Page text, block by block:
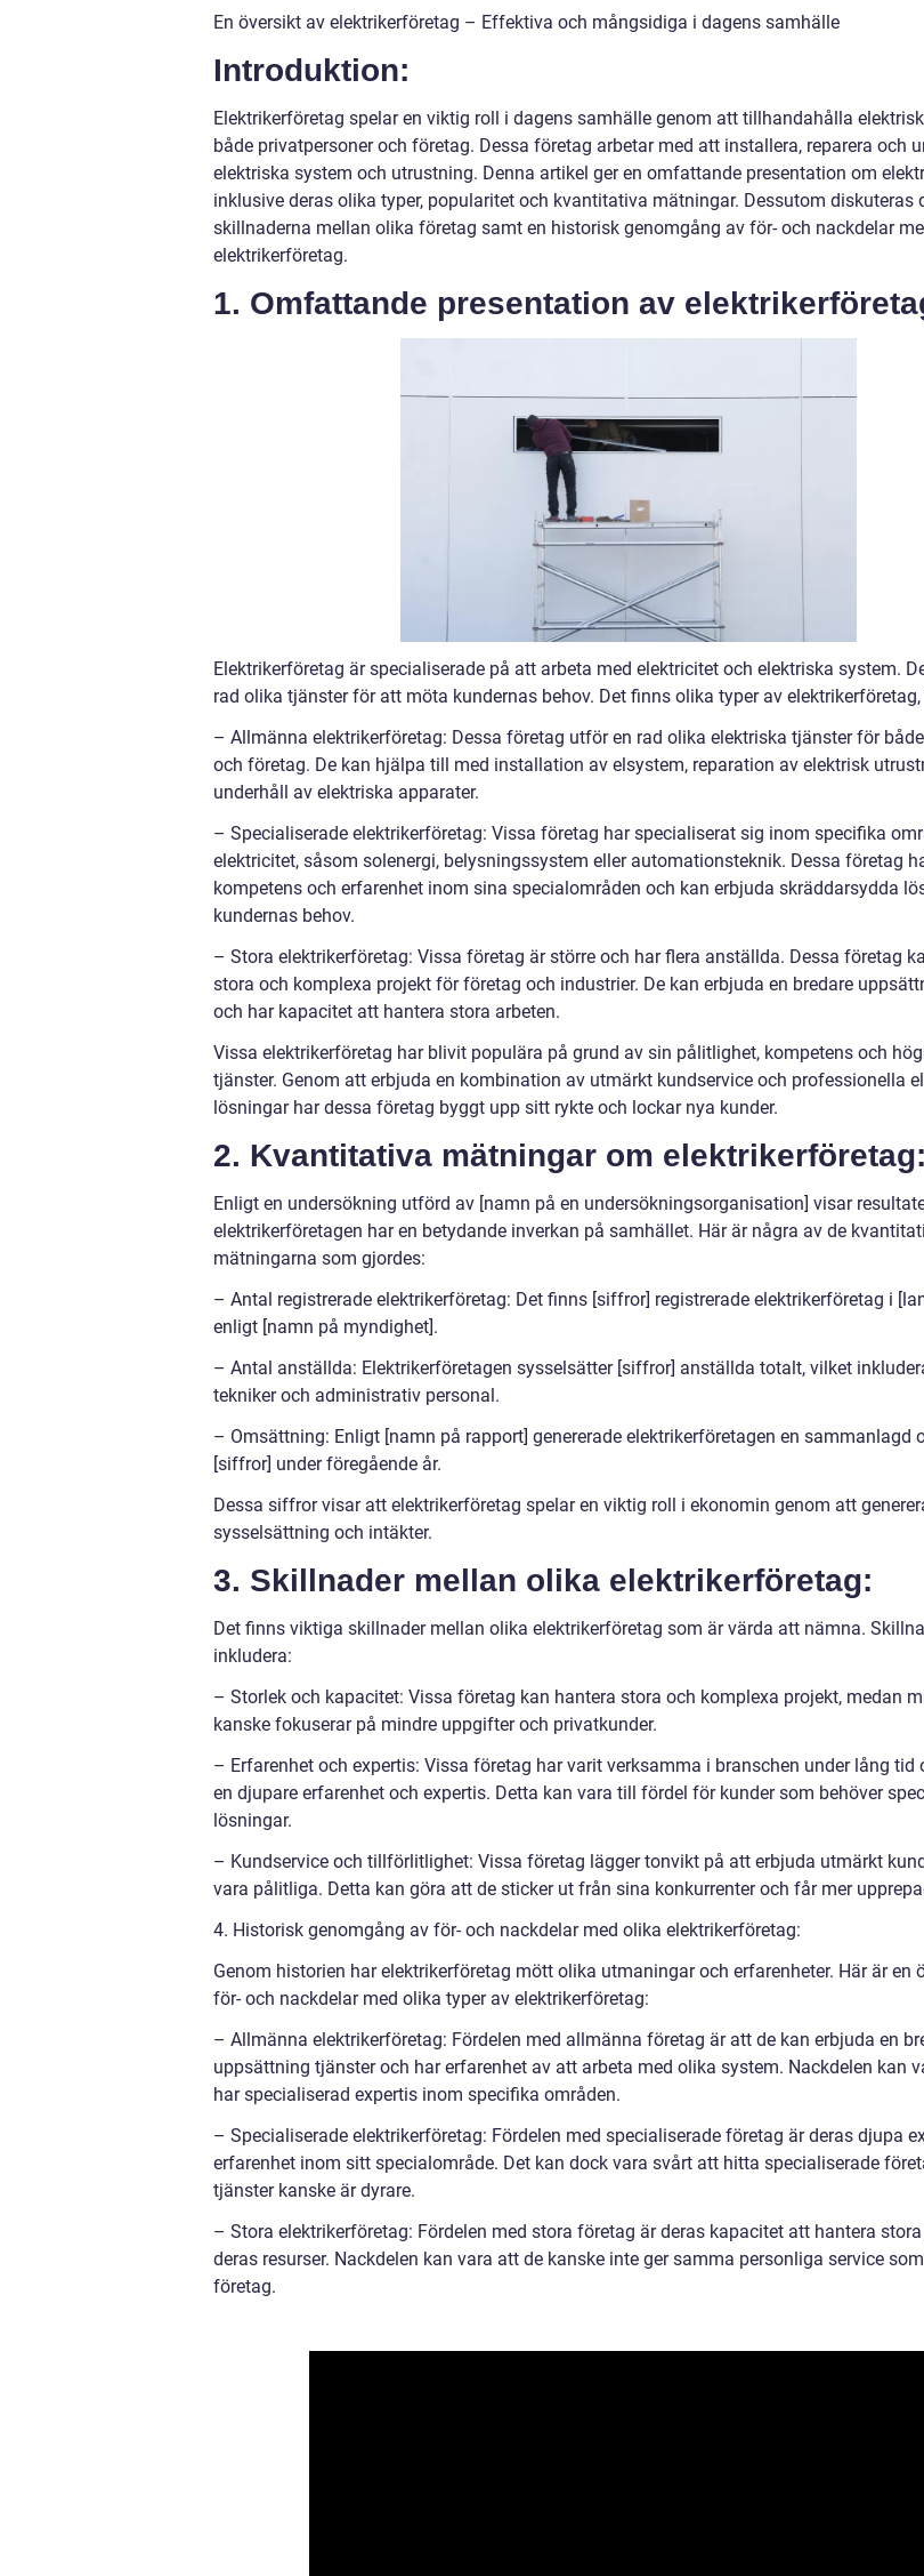
En översikt av elektrikerföretag – Effektiva och mångsidiga i dagens samhälle
Introduktion:
Elektrikerföretag spelar en viktig roll i dagens samhälle genom att tillhandahålla
både privatpersoner och företag. Dessa företag arbetar med att installera, reparera och
elektriska system och utrustning. Denna artikel ger en omfattande presentation om
inklusive deras olika typer, popularitet och kvantitativa mätningar. Dessutom diskuteras
skillnaderna mellan olika företag samt en historisk genomgång av för- och nackdelar
elektrikerföretag.
1. Omfattande presentation av
Elektrikerföretag är specialiserade på att arbeta med elektricitet och elektriska system.
rad olika tjänster för att möta kundernas behov. Det finns olika typer av
– Allmänna elektrikerföretag: Dessa företag utför en rad olika elektriska tjänster för
och företag. De kan hjälpa till med installation av elsystem, reparation av elektrisk
underhåll av elektriska apparater.
– Specialiserade elektrikerföretag: Vissa företag har specialiserat sig inom specifika
elektricitet, såsom solenergi, belysningssystem eller automationsteknik. Dessa företag
kompetens och erfarenhet inom sina specialområden och kan erbjuda skräddarsydda
kundernas behov.
– Stora elektrikerföretag: Vissa företag är större och har flera anställda. Dessa företag
stora och komplexa projekt för företag och industrier. De kan erbjuda en bredare
och har kapacitet att hantera stora arbeten.
Vissa elektrikerföretag har blivit populära på grund av sin pålitlighet, kompetens och
tjänster. Genom att erbjuda en kombination av utmärkt kundservice och professionella
lösningar har dessa företag byggt upp sitt rykte och lockar nya kunder.
2. Kvantitativa mätningar om elektrikerföretag:
Enligt en undersökning utförd av [namn på en undersökningsorganisation] visar
elektrikerföretagen har en betydande inverkan på samhället. Här är några av de
mätningarna som gjordes:
– Antal registrerade elektrikerföretag: Det finns [siffror] registrerade elektrikerföretag i
enligt [namn på myndighet].
– Antal anställda: Elektrikerföretagen sysselsätter [siffror] anställda totalt, vilket
tekniker och administrativ personal.
– Omsättning: Enligt [namn på rapport] genererade elektrikerföretagen en sammanlagd
[siffror] under föregående år.
Dessa siffror visar att elektrikerföretag spelar en viktig roll i ekonomin genom att
sysselsättning och intäkter.
3. Skillnader mellan olika elektrikerföretag:
Det finns viktiga skillnader mellan olika elektrikerföretag som är värda att nämna.
inkludera:
– Storlek och kapacitet: Vissa företag kan hantera stora och komplexa projekt, medan
kanske fokuserar på mindre uppgifter och privatkunder.
– Erfarenhet och expertis: Vissa företag har varit verksamma i branschen under lång tid
en djupare erfarenhet och expertis. Detta kan vara till fördel för kunder som behöver
lösningar.
– Kundservice och tillförlitlighet: Vissa företag lägger tonvikt på att erbjuda utmärkt
vara pålitliga. Detta kan göra att de sticker ut från sina konkurrenter och får mer
4. Historisk genomgång av för- och nackdelar med olika elektrikerföretag:
Genom historien har elektrikerföretag mött olika utmaningar och erfarenheter. Här är en
för- och nackdelar med olika typer av elektrikerföretag:
– Allmänna elektrikerföretag: Fördelen med allmänna företag är att de kan erbjuda en
uppsättning tjänster och har erfarenhet av att arbeta med olika system. Nackdelen kan
har specialiserad expertis inom specifika områden.
– Specialiserade elektrikerföretag: Fördelen med specialiserade företag är deras djupa
erfarenhet inom sitt specialområde. Det kan dock vara svårt att hitta specialiserade
tjänster kanske är dyrare.
– Stora elektrikerföretag: Fördelen med stora företag är deras kapacitet att hantera
deras resurser. Nackdelen kan vara att de kanske inte ger samma personliga service
företag.